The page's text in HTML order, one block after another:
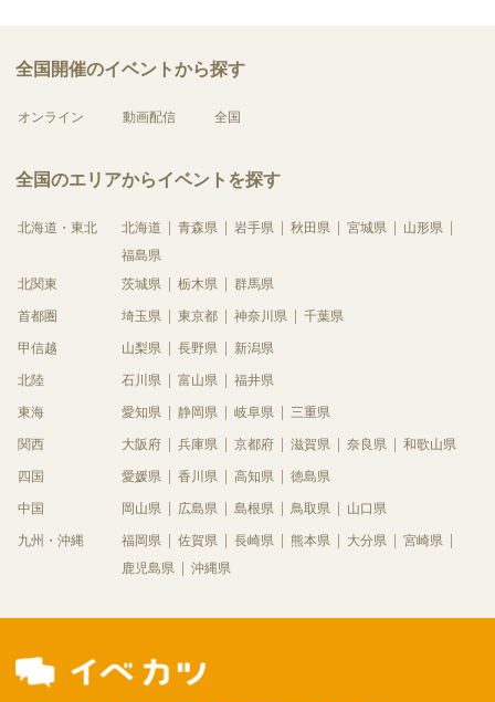
全国開催のイベントから探す
オンライン 動画配信 全国
全国のエリアからイベントを探す
北海道・東北 北海道 青森県 岩手県 秋田県 宮城県
山形県
福島県
北関東
茨城県 栃木県 群馬県
首都圏 埼玉県 東京都 神奈川県 千葉県
甲信越 山梨県 長野県 新潟県
北陸 石川県 富山県 福井県
東海 愛知県 静岡県 岐阜県 三重県
関西 大阪府 兵庫県 京都府 滋賀県 奈良県 和歌山県
四国 愛媛県 香川県 高知県 徳島県
中国 岡山県 広島県 島根県 鳥取県 山口県
九州・沖縄 福岡県 佐賀県 長崎県 熊本県 大分県
宮崎県
鹿児島県
沖縄県